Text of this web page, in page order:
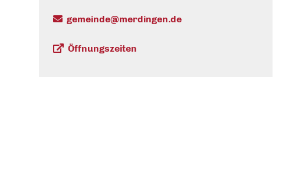
gemeinde@merdingen.de
Öffnungszeiten